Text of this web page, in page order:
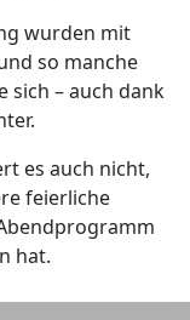
wurden mit
so manche
sich – auch dank
es auch nicht,
feierliche
hat.